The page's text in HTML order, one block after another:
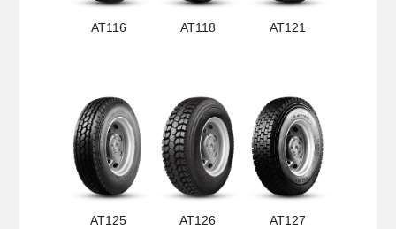
AT116 AT118 AT121
AT125 AT126 AT127